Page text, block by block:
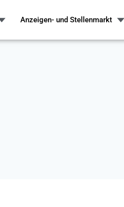
Anzeigen- und Stellenmarkt